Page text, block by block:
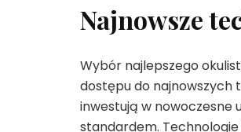
Najnowsze
Wybór najlepszego
dostępu do najnowszych
inwestują w nowoczesne
standardem.